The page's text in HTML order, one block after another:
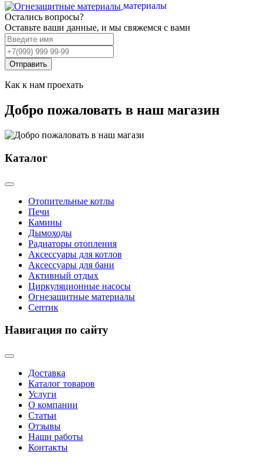
материалы
Остались вопросы?
Оставьте ваши данные, и мы свяжемся с вами
Отправить
Как к нам проехать
Добро пожаловать в наш магазин
Каталог
Отопительные котлы
Печи
Камины
Дымоходы
Радиаторы отопления
Аксессуары для котлов
Аксессуары для бани
Активный отдых
Циркуляционные насосы
Огнезащитные материалы
Септик
Навигация по сайту
Доставка
Каталог товаров
Услуги
О компании
Статьи
Отзывы
Наши работы
Контакты